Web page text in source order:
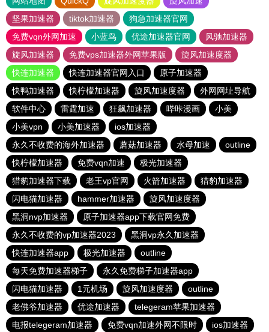
坚果加速器
tiktok加速器
狗急加速器官网
免费vqn外网加速
小蓝鸟 优途加速器官网
风驰加速器
旋风加速器
免费vps加速器外网苹果版
旋风加速度器
快连加速器
快连加速器官网入口
原子加速器
快鸭加速器
快柠檬加速器 旋风加速度器
外网网址导航
软件中心
雷霆加速 狂飙加速器 哔咔漫画
小美
小美vpn
小美加速器
ios加速器
永久不收费的海外加速器
蘑菇加速器 水母加速
outline
快柠檬加速器
免费vqn加速
极光加速器
猎豹加速器下载
老王vp官网 火箭加速器
猎豹加速器
闪电猫加速器
hammer加速器
旋风加速度器
黑洞nvp加速器
原子加速器app下载官网免费
永久不收费的vp加速器2023
黑洞vp永久加速器
快连加速器app
极光加速器
outline
每天免费加速器梯子
永久免费梯子加速器app
闪电猫加速器
1元机场 旋风加速度器
outline
老佛爷加速器
优途加速器
telegeram苹果加速器
电报telegeram加速器
免费vqn加速外网不限时 ios加速器